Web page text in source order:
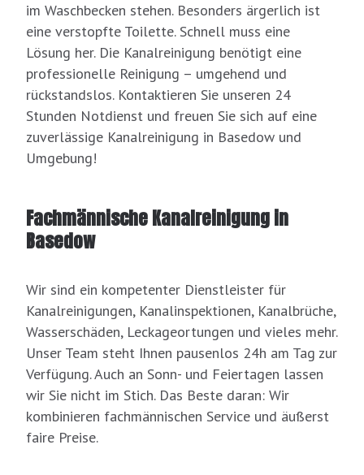
im Waschbecken stehen. Besonders ärgerlich ist
eine verstopfte Toilette. Schnell muss eine
Lösung her. Die Kanalreinigung benötigt eine
professionelle Reinigung – umgehend und
rückstandslos. Kontaktieren Sie unseren 24
Stunden Notdienst und freuen Sie sich auf eine
zuverlässige Kanalreinigung in Basedow und
Umgebung!
Fachmännische Kanalreinigung in
Basedow
Wir sind ein kompetenter Dienstleister für
Kanalreinigungen, Kanalinspektionen, Kanalbrüche,
Wasserschäden, Leckageortungen und vieles mehr.
Unser Team steht Ihnen pausenlos 24h am Tag zur
Verfügung. Auch an Sonn- und Feiertagen lassen
wir Sie nicht im Stich. Das Beste daran: Wir
kombinieren fachmännischen Service und äußerst
faire Preise.